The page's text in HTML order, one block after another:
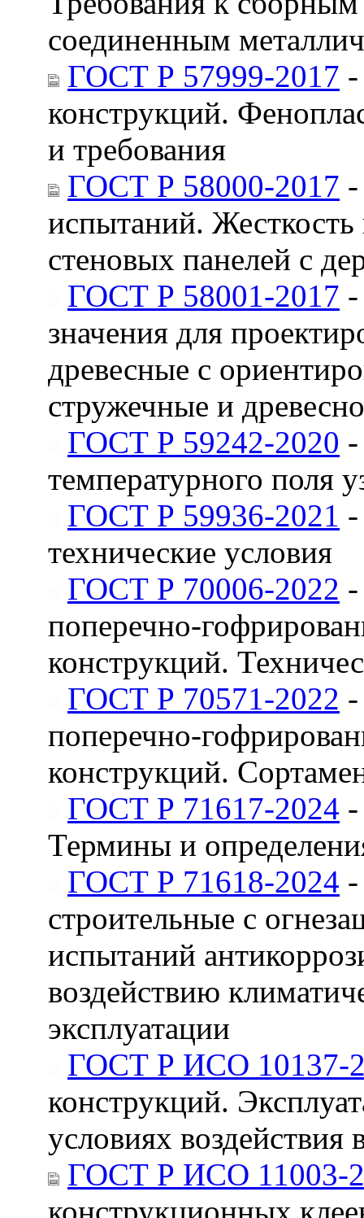
соединенным
ГОСТ Р 57999-2017
конструкций.
и требования
ГОСТ Р 58000-2017
испытаний. Жесткость
стеновых панелей с
ГОСТ Р 58001-2017
значения для
древесные с
стружечные и
ГОСТ Р 59242-2020
температурного поля
ГОСТ Р 59936-2021
технические условия
ГОСТ Р 70006-2022
поперечно-
конструкций.
ГОСТ Р 70571-2022
поперечно-
конструкций.
ГОСТ Р 71617-2024
Термины и
ГОСТ Р 71618-2024
строительные с
испытаний
воздействию
эксплуатации
ГОСТ Р ИСО 10137-
конструкций.
условиях воздействия
ГОСТ Р ИСО 11003-
конструкционных